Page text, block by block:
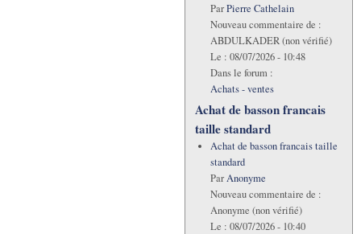
ParPierre Cathelain
Nouveau commentaire de :
ABDULKADER (non vérifié)
Le : 08/07/2026 - 10:48
Dans le forum :
Achats - ventes
Achat de basson francais
taille standard
Achat de basson francais taille
standard
ParAnonyme
Nouveau commentaire de :
Anonyme (non vérifié)
Le : 08/07/2026 - 10:40